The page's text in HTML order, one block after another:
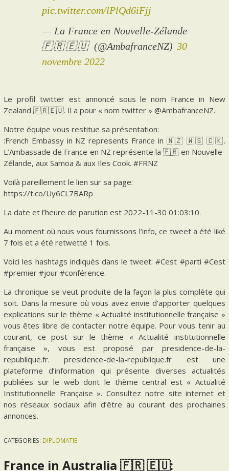
pic.twitter.com/lPlQd6iFjj
— La France en Nouvelle-Zélande
🇫🇷🇪🇺 (@AmbafranceNZ) 30
novembre 2022
Le profil twitter est annoncé sous le nom France in New
Zealand 🇫🇷🇪🇺. Il a pour « nom twitter » @AmbafranceNZ.
Notre équipe vous restitue sa présentation:
:French Embassy in NZ represents France in 🇳🇿 🇼🇸 🇨🇰.
L’Ambassade de France en NZ représente la 🇫🇷 en Nouvelle-
Zélande, aux Samoa & aux Iles Cook. #FRNZ
Voilà pareillement le lien sur sa page:
https://t.co/Uy6CL7BARp
La date et l’heure de parution est 2022-11-30 01:03:10.
Au moment où nous vous fournissons l’info, ce tweet a été liké
7 fois et a été retwetté 1 fois.
Voici les hashtags indiqués dans le tweet: #Cest #parti #Cest
#premier #jour #conférence.
La chronique se veut produite de la façon la plus complète qui
soit. Dans la mesure où vous avez envie d’apporter quelques
explications sur le thème « Actualité institutionnelle française »
vous êtes libre de contacter notre équipe. Pour vous tenir au
courant, ce post sur le thème « Actualité institutionnelle
française », vous est proposé par presidence-de-la-
republique.fr. presidence-de-la-republique.fr est une
plateforme d’information qui présente diverses actualités
publiées sur le web dont le thème central est « Actualité
Institutionnelle Française ». Consultez notre site internet et
nos réseaux sociaux afin d’être au courant des prochaines
annonces.
CATEGORIES: DIPLOMATIE
France in Australia 🇫🇷 🇪🇺: